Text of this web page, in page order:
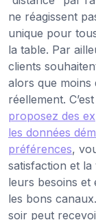
ne réagissent
unique pour
la table. Par
clients
alors que moins
réellement.
proposez des
les données
préférences,
satisfaction et
leurs besoins
les bons
soir peut